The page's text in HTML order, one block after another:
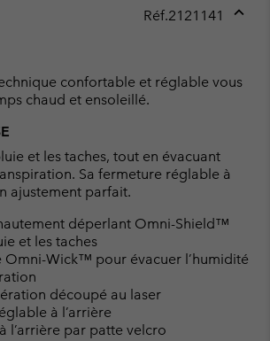
Réf.2121141
confortable et réglable vous
chaud et ensoleillé.
et les taches, tout en évacuant
Sa fermeture réglable à
ajustement parfait.
déperlant Omni-Shield™
et les taches
Omni-Wick™ pour évacuer l’humidité
découpé au laser
à l’arrière
l’arrière par patte velcro